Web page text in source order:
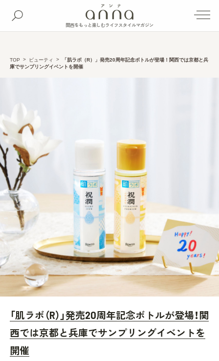
関西をもっと楽しむライフスタイルマガジン
TOP ビューティ
「肌ラボ（R）」発売20周年記念ボトルが登場！関西では京都と兵
庫でサンプリングイベントを開催
「肌ラボ（R）」発売20周年記念ボトルが登場！関
西では京都と兵庫でサンプリングイベントを
開催